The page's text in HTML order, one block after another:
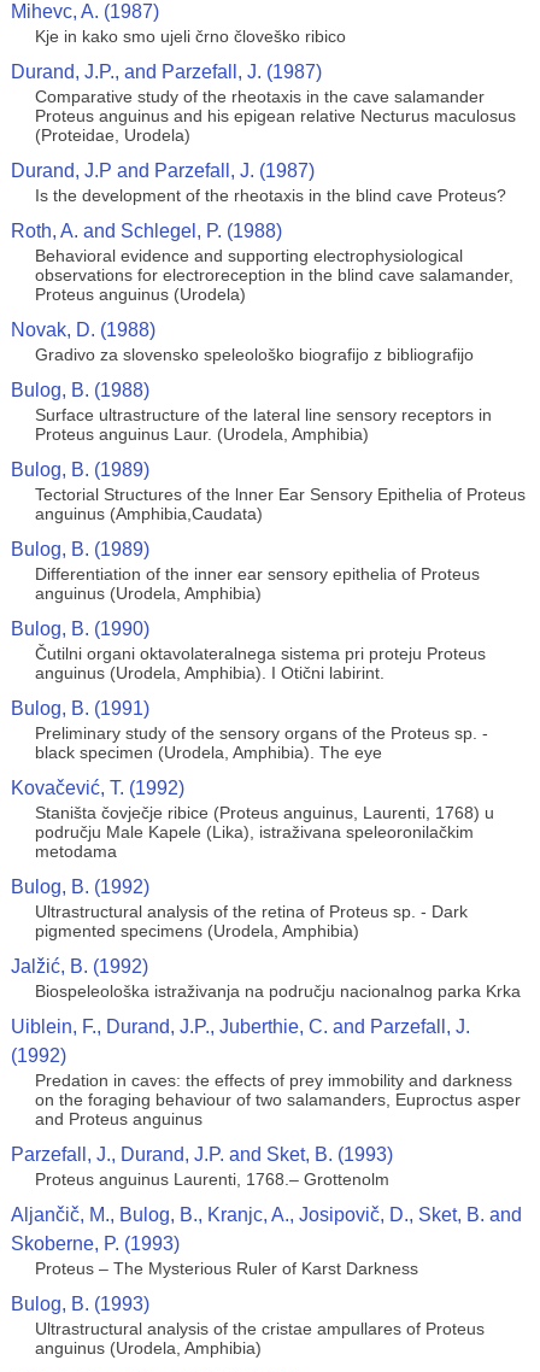
Mihevc, A. (1987)
Kje in kako smo ujeli črno človeško ribico
Durand, J.P., and Parzefall, J. (1987)
Comparative study of the rheotaxis in the cave salamander
Proteus anguinus and his epigean relative Necturus maculosus
(Proteidae, Urodela)
Durand, J.P and Parzefall, J. (1987)
Is the development of the rheotaxis in the blind cave Proteus?
Roth, A. and Schlegel, P. (1988)
Behavioral evidence and supporting electrophysiological
observations for electroreception in the blind cave salamander,
Proteus anguinus (Urodela)
Novak, D. (1988)
Gradivo za slovensko speleološko biografijo z bibliografijo
Bulog, B. (1988)
Surface ultrastructure of the lateral line sensory receptors in
Proteus anguinus Laur. (Urodela, Amphibia)
Bulog, B. (1989)
Tectorial Structures of the lnner Ear Sensory Epithelia of Proteus
anguinus (Amphibia,Caudata)
Bulog, B. (1989)
Differentiation of the inner ear sensory epithelia of Proteus
anguinus (Urodela, Amphibia)
Bulog, B. (1990)
Čutilni organi oktavolateralnega sistema pri proteju Proteus
anguinus (Urodela, Amphibia). I Otični labirint.
Bulog, B. (1991)
Preliminary study of the sensory organs of the Proteus sp. -
black specimen (Urodela, Amphibia). The eye
Kovačević, T. (1992)
Staništa čovječje ribice (Proteus anguinus, Laurenti, 1768) u
području Male Kapele (Lika), istraživana speleoronilačkim
metodama
Bulog, B. (1992)
Ultrastructural analysis of the retina of Proteus sp. - Dark
pigmented specimens (Urodela, Amphibia)
Jalžić, B. (1992)
Biospeleološka istraživanja na području nacionalnog parka Krka
Uiblein, F., Durand, J.P., Juberthie, C. and Parzefall, J.
(1992)
Predation in caves: the effects of prey immobility and darkness
on the foraging behaviour of two salamanders, Euproctus asper
and Proteus anguinus
Parzefall, J., Durand, J.P. and Sket, B. (1993)
Proteus anguinus Laurenti, 1768.– Grottenolm
Aljančič, M., Bulog, B., Kranjc, A., Josipovič, D., Sket, B. and
Skoberne, P. (1993)
Proteus – The Mysterious Ruler of Karst Darkness
Bulog, B. (1993)
Ultrastructural analysis of the cristae ampullares of Proteus
anguinus (Urodela, Amphibia)